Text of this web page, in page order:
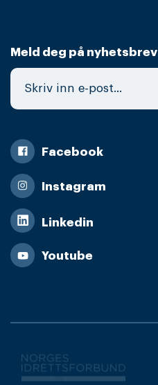
Meld deg på nyhetsbrev
Facebook
Instagram
Linkedin
Youtube